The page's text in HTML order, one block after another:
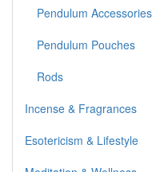
Pendulum Accessories
Pendulum Pouches
Rods
Incense & Fragrances
Esotericism & Lifestyle